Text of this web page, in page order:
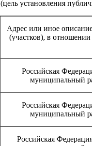
(цель установления
Адрес или иное
(участков), в
Российская
муниципальный
Российская
муниципальный
Российская